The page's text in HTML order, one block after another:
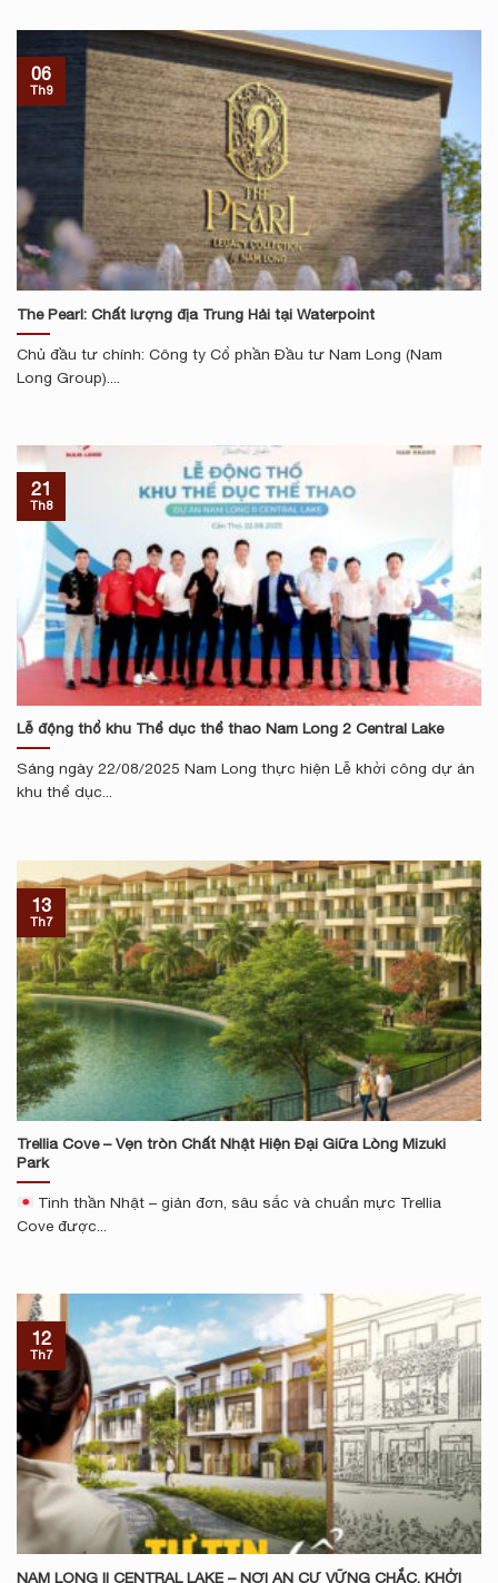
The Pearl: Chất lượng địa Trung Hải tại Waterpoint
Chủ đầu tư chính: Công ty Cổ phần Đầu tư Nam Long (Nam
Long Group)....
06
Th9
Lễ động thổ khu Thể dục thể thao Nam Long 2 Central Lake
Sáng ngày 22/08/2025 Nam Long thực hiện Lễ khởi công dự án
khu thể dục...
21
Th8
Trellia Cove – Vẹn tròn Chất Nhật Hiện Đại Giữa Lòng Mizuki
Park
Tinh thần Nhật – giản đơn, sâu sắc và chuẩn mực Trellia
Cove được...
13
Th7
NAM LONG II CENTRAL LAKE – NƠI AN CƯ VỮNG CHẮC, KHỞI
12
Th7